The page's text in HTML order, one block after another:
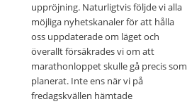
uppröjning. Naturligtvis följde vi alla
möjliga nyhetskanaler för att hålla
oss uppdaterade om läget och
överallt försäkrades vi om att
marathonloppet skulle gå precis som
planerat. Inte ens när vi på
fredagskvällen hämtade